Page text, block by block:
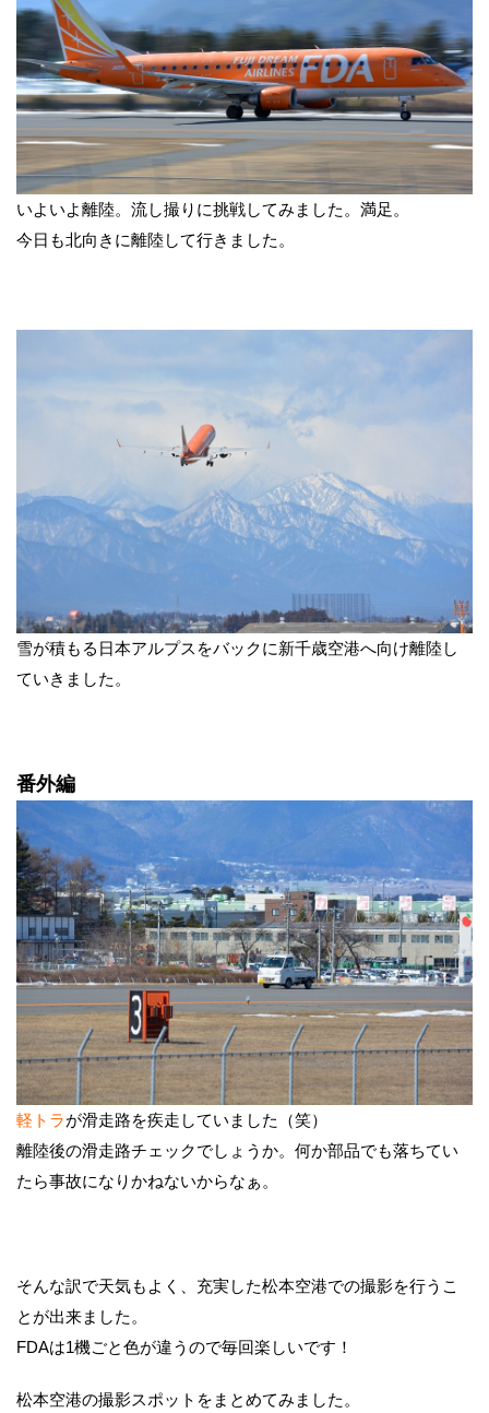
いよいよ離陸。流し撮りに挑戦してみました。満足。
今日も北向きに離陸して行きました。
雪が積もる日本アルプスをバックに新千歳空港へ向け離陸し
ていきました。
番外編
軽トラが滑走路を疾走していました（笑）
離陸後の滑走路チェックでしょうか。何か部品でも落ちてい
たら事故になりかねないからなぁ。
そんな訳で天気もよく、充実した松本空港での撮影を行うこ
とが出来ました。
FDAは1機ごと色が違うので毎回楽しいです！
松本空港の撮影スポットをまとめてみました。